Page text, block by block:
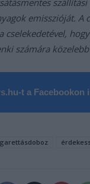
emisszióját.
cselekedetével,
számára
t a Facebookon